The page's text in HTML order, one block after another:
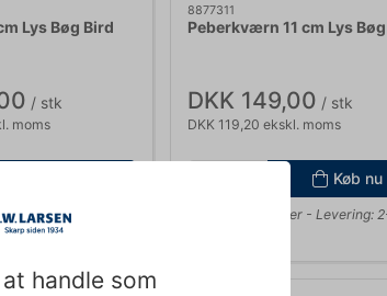
handle som
Lys Bøg Bird
/ stk
moms
- Levering: 2-3
8877311
Peberkværn 11 cm Lys
DKK 149,00 / stk
DKK 119,20 ekskl. moms
Køb nu
Ca. 12 på lager- Levering: